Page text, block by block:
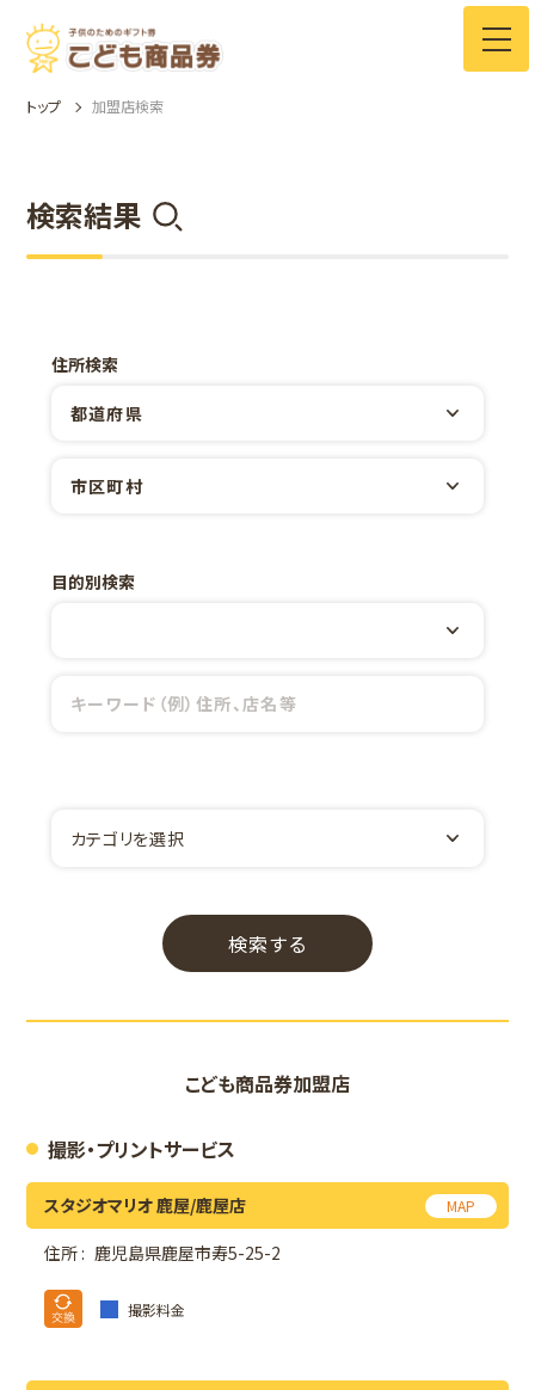
トップ 加盟店検索
検索結果
住所検索
目的別検索
カテゴリを選択
検索する
こども商品券加盟店
撮影・プリントサービス
スタジオマリオ 鹿屋/鹿屋店 MAP
住所 : 鹿児島県鹿屋市寿5-25-2
撮影料金